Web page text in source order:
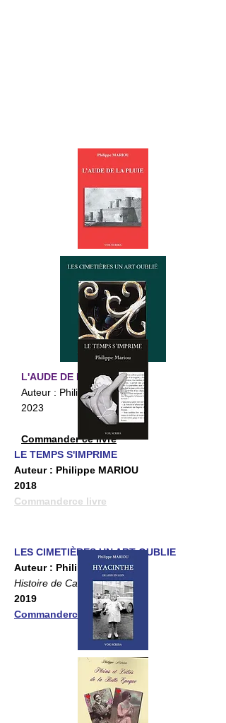
L'AUDE DE LA PLUIE
Auteur : Philippe MARIOU
2023
Commander ce livre
LE TEMPS S'IMPRIME
Auteur : Philippe MARIOU
2018
Commanderce livre
LES CIMETIÈRES UN ART OUBLIE
Auteur : Philippe MARIOU
Histoire de Carcassonne
2019
Commanderce livre